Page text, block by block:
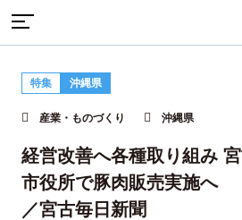
自然・歴史・文化
産業・ものづくり
経営改善へ各種取り組み 宮古食肉セン
施へ
特集 沖縄県
産業・ものづくり 沖縄県
経営改善へ各種取り組み
市役所で豚肉販売実施へ
／宮古毎日新聞